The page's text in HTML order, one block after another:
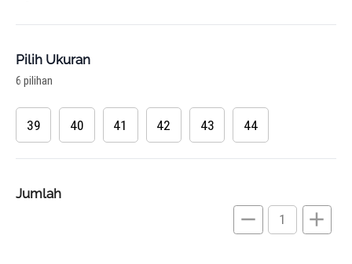
Pilih Ukuran
6 pilihan
39 40 41 42 43 44
Jumlah
remove add